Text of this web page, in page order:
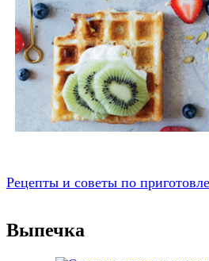
Рецепты и советы по
Выпечка